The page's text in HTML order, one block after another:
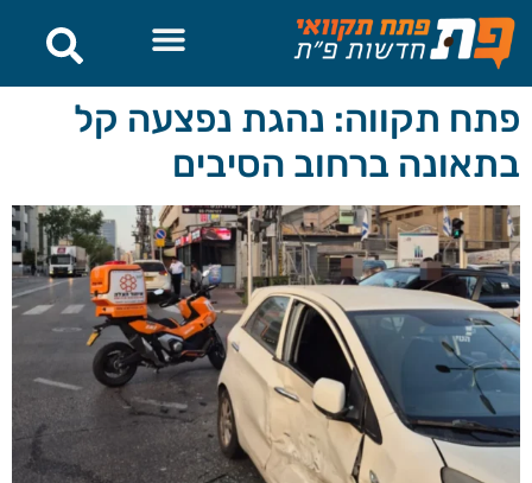
לתוכן
פתח תקווה: נהגת נפצעה קל
בתאונה ברחוב הסיבים